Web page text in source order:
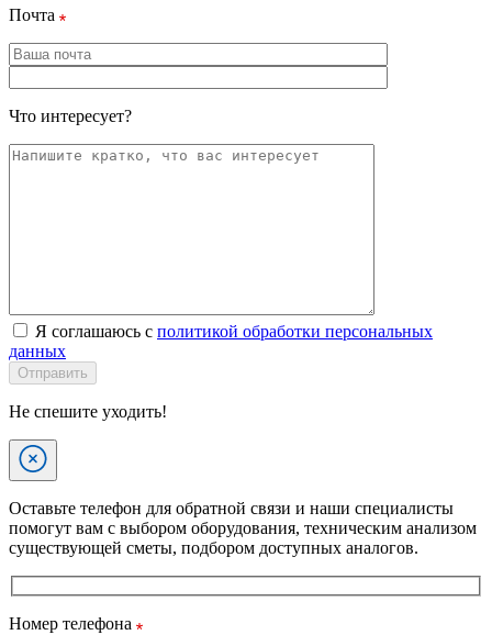
Почта
Что интересует?
Я соглашаюсь с политикой обработки персональных
данных
Отправить
Не спешите уходить!
Оставьте телефон для обратной связи и наши специалисты
помогут вам с выбором оборудования, техническим анализом
существующей сметы, подбором доступных аналогов.
Номер телефона